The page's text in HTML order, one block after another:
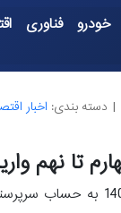
خودرو فناوری
| دسته بندی: اخبار
تا نهم
یارانه نقدی مرحله 174 مربوط به